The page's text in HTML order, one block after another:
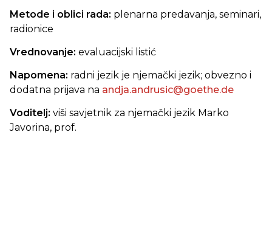
Metode i oblici rada: plenarna predavanja, seminari,
radionice
Vrednovanje: evaluacijski listić
Napomena: radni jezik je njemački jezik; obvezno i
dodatna prijava na andja.andrusic@goethe.de
Voditelj: viši savjetnik za njemački jezik Marko
Javorina, prof.